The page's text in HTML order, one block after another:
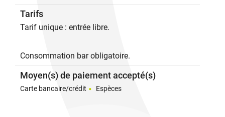
spectacle, concert…).
Un programme complet pour celles et ceux qui
veulent vivre une nuit sans interruption, de la scène
au dancefloor
Une fois par mois, le Night Club se réinvente avec
une soirée exclusive "one shot" :
Ladies Night, Soirée Neige, Ambiance tropicale, ou
autres surprises... Suivez la programmation pour ne
rien manquer.
Tarifs
Tarif unique : entrée libre.
Consommation bar obligatoire.
Moyen(s) de paiement accepté(s)
Carte bancaire/crédit Espèces